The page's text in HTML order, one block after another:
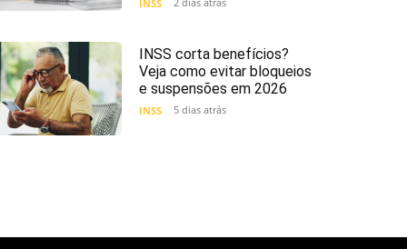
INSS
INSS corta benefícios?
Veja como evitar bloqueios
e suspensões em 2026
INSS 5 dias atrás